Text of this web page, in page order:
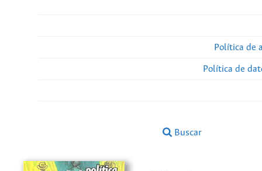
Política de
Política de
Buscar